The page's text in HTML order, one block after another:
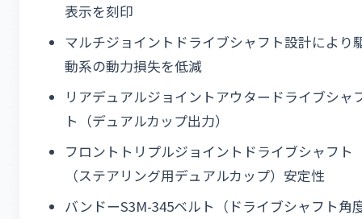
表示を刻印
マルチジョイントドライブシャフト設計により
動系の動力損失を低減
リアデュアルジョイントアウタードライブシャ
ト（デュアルカップ出力）
フロントトリプルジョイントドライブシャフト
（ステアリング用デュアルカップ）安定性
バンドーS3M-345ベルト（ドライブシャフト角